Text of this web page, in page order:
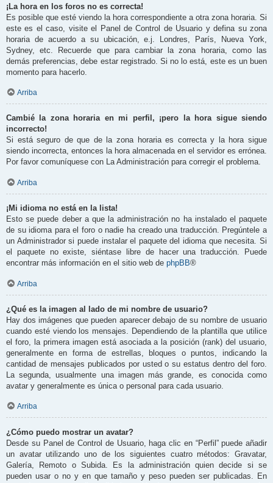
¡La hora en los foros no es correcta!
Es posible que esté viendo la hora correspondiente a otra zona horaria. Si
este es el caso, visite el Panel de Control de Usuario y defina su zona
horaria de acuerdo a su ubicación, e.j. Londres, París, Nueva York,
Sydney, etc. Recuerde que para cambiar la zona horaria, como las
demás preferencias, debe estar registrado. Si no lo está, este es un buen
momento para hacerlo.
Arriba
Cambié la zona horaria en mi perfil, ¡pero la hora sigue siendo
incorrecto!
Si está seguro de que de la zona horaria es correcta y la hora sigue
siendo incorrecta, entonces la hora almacenada en el servidor es errónea.
Por favor comuníquese con La Administración para corregir el problema.
Arriba
¡Mi idioma no está en la lista!
Esto se puede deber a que la administración no ha instalado el paquete
de su idioma para el foro o nadie ha creado una traducción. Pregúntele a
un Administrador si puede instalar el paquete del idioma que necesita. Si
el paquete no existe, siéntase libre de hacer una traducción. Puede
encontrar más información en el sitio web de phpBB®
Arriba
¿Qué es la imagen al lado de mi nombre de usuario?
Hay dos imágenes que pueden aparecer debajo de su nombre de usuario
cuando esté viendo los mensajes. Dependiendo de la plantilla que utilice
el foro, la primera imagen está asociada a la posición (rank) del usuario,
generalmente en forma de estrellas, bloques o puntos, indicando la
cantidad de mensajes publicados por usted o su estatus dentro del foro.
La segunda, usualmente una imagen más grande, es conocida como
avatar y generalmente es única o personal para cada usuario.
Arriba
¿Cómo puedo mostrar un avatar?
Desde su Panel de Control de Usuario, haga clic en “Perfil” puede añadir
un avatar utilizando uno de los siguientes cuatro métodos: Gravatar,
Galería, Remoto o Subida. Es la administración quien decide si se
pueden usar o no y en que tamaño y peso pueden ser publicadas. En